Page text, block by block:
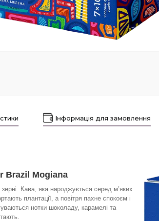
Інформація для замовлення
Brazil Mogiana
Кава, яка народжується серед м’яких
плантації, а повітря пахне спокоєм і
нотки шоколаду, карамелі та